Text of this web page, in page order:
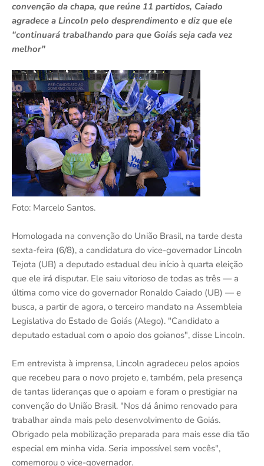
convenção da chapa, que reúne 11 partidos, Caiado
agradece a Lincoln pelo desprendimento e diz que ele
"continuará trabalhando para que Goiás seja cada vez
melhor"
Foto: Marcelo Santos.
Homologada na convenção do União Brasil, na tarde desta
sexta-feira (6/8), a candidatura do vice-governador Lincoln
Tejota (UB) a deputado estadual deu início à quarta eleição
que ele irá disputar. Ele saiu vitorioso de todas as três — a
última como vice do governador Ronaldo Caiado (UB) — e
busca, a partir de agora, o terceiro mandato na Assembleia
Legislativa do Estado de Goiás (Alego). "Candidato a
deputado estadual com o apoio dos goianos", disse Lincoln.
Em entrevista à imprensa, Lincoln agradeceu pelos apoios
que recebeu para o novo projeto e, também, pela presença
de tantas lideranças que o apoiam e foram o prestigiar na
convenção do União Brasil. "Nos dá ânimo renovado para
trabalhar ainda mais pelo desenvolvimento de Goiás.
Obrigado pela mobilização preparada para mais esse dia tão
especial em minha vida. Seria impossível sem vocês",
comemorou o vice-governador.